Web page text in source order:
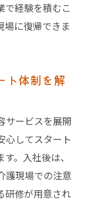
で経験を積むこ
場に復帰できま
体制を解
サービスを展開
心してスタート
。入社後は、
護現場での注意
研修が用意され